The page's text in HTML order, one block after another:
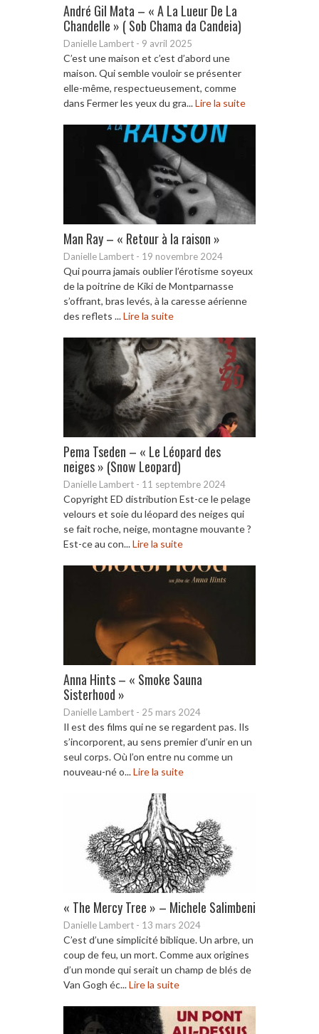
André Gil Mata – « A La Lueur De La
Chandelle » ( Sob Chama da Candeia)
Danielle Lambert - 9 avril 2025
C’est une maison et c’est d’abord une
maison. Qui semble vouloir se présenter
elle-même, respectueusement, comme
dans Fermer les yeux du gra...Lire la suite
Man Ray – « Retour à la raison »
Danielle Lambert - 19 novembre 2024
Qui pourra jamais oublier l’érotisme soyeux
de la poitrine de Kiki de Montparnasse
s’offrant, bras levés, à la caresse aérienne
des reflets ...Lire la suite
Pema Tseden – « Le Léopard des
neiges » (Snow Leopard)
Danielle Lambert - 11 septembre 2024
Copyright ED distribution Est-ce le pelage
velours et soie du léopard des neiges qui
se fait roche, neige, montagne mouvante ?
Est-ce au con...Lire la suite
Anna Hints – « Smoke Sauna
Sisterhood »
Danielle Lambert - 25 mars 2024
Il est des films qui ne se regardent pas. Ils
s’incorporent, au sens premier d’unir en un
seul corps. Où l’on entre nu comme un
nouveau-né o...Lire la suite
« The Mercy Tree » – Michele Salimbeni
Danielle Lambert - 13 mars 2024
C’est d’une simplicité biblique. Un arbre, un
coup de feu, un mort. Comme aux origines
d’un monde qui serait un champ de blés de
Van Gogh éc...Lire la suite